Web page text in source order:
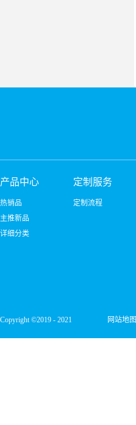
产品中心
热销品
主推新品
详细分类
定制服务
定制流程
Copyright ©2019 - 2021 网站地图